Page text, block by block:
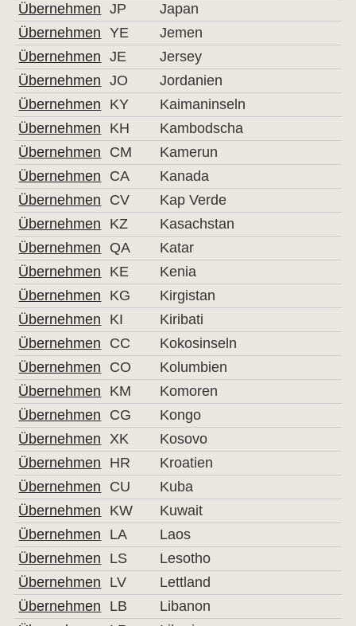
Übernehmen
JP
Japan
Übernehmen
YE
Jemen
Übernehmen
JE
Jersey
Übernehmen
JO
Jordanien
Übernehmen
KY
Kaimaninseln
Übernehmen
KH
Kambodscha
Übernehmen
CM
Kamerun
Übernehmen
CA
Kanada
Übernehmen
CV
Kap Verde
Übernehmen
KZ
Kasachstan
Übernehmen
QA
Katar
Übernehmen
KE
Kenia
Übernehmen
KG
Kirgistan
Übernehmen
KI
Kiribati
Übernehmen
CC
Kokosinseln
Übernehmen
CO
Kolumbien
Übernehmen
KM
Komoren
Übernehmen
CG
Kongo
Übernehmen
XK
Kosovo
Übernehmen
HR
Kroatien
Übernehmen
CU
Kuba
Übernehmen
KW
Kuwait
Übernehmen
LA
Laos
Übernehmen
LS
Lesotho
Übernehmen
LV
Lettland
Übernehmen
LB
Libanon